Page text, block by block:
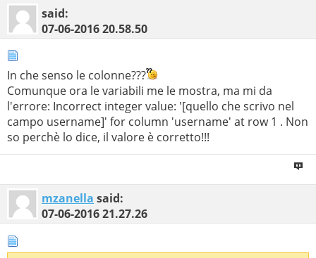
said:
07-06-201620.58.50
In che senso le colonne???
Comunque ora le variabili me le mostra, ma mi da
l'errore: Incorrect integer value: '[quello che scrivo nel
campo username]' for column 'username' at row 1 . Non
so perchè lo dice, il valore è corretto!!!
mzanella said:
07-06-201621.27.26